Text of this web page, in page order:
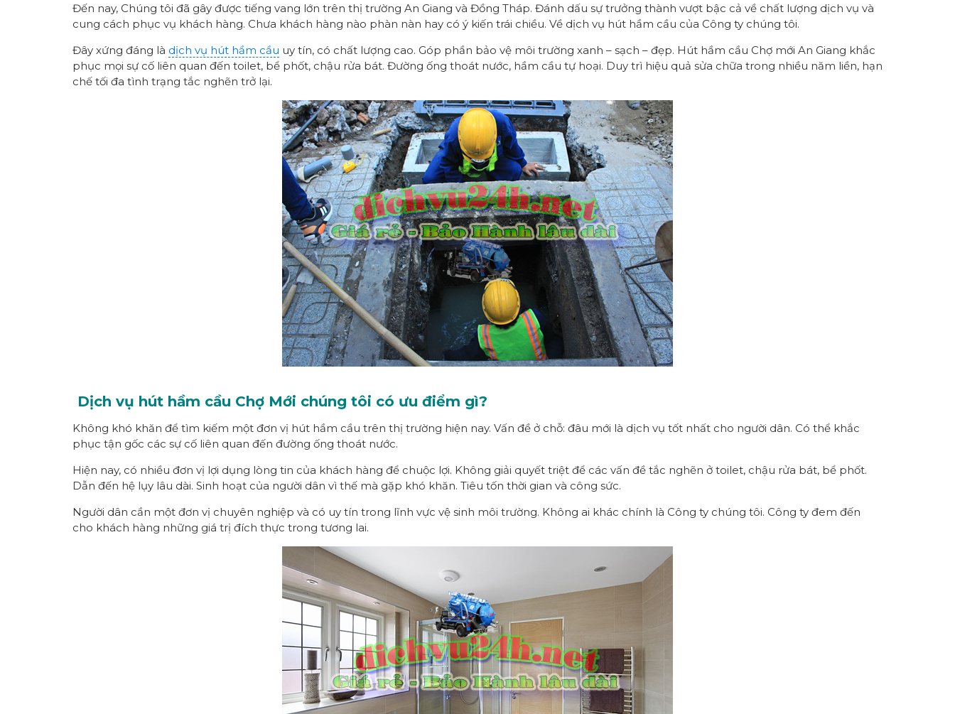
Đến nay, Chúng tôi đã gây được tiếng vang lớn trên thị trường An Giang và Đồng Tháp. Đánh dấu sự trưởng thành vượt bậc cả về chất lượng dịch vụ và
cung cách phục vụ khách hàng. Chưa khách hàng nào phàn nàn hay có ý kiến trái chiều. Về dịch vụ hút hầm cầu của Công ty chúng tôi.
Đây xứng đáng là dịch vụ hút hầm cầu uy tín, có chất lượng cao. Góp phần bảo vệ môi trường xanh – sạch – đẹp. Hút hầm cầu Chợ mới An Giang khắc
phục mọi sự cố liên quan đến toilet, bể phốt, chậu rửa bát. Đường ống thoát nước, hầm cầu tự hoại. Duy trì hiệu quả sửa chữa trong nhiều năm liền, hạn
chế tối đa tình trạng tắc nghẽn trở lại.
Dịch vụ hút hầm cầu Chợ Mới chúng tôi có ưu điểm gì?
Không khó khăn để tìm kiếm một đơn vị hút hầm cầu trên thị trường hiện nay. Vấn đề ở chỗ: đâu mới là dịch vụ tốt nhất cho người dân. Có thể khắc
phục tận gốc các sự cố liên quan đến đường ống thoát nước.
Hiện nay, có nhiều đơn vị lợi dụng lòng tin của khách hàng để chuộc lợi. Không giải quyết triệt để các vấn đề tắc nghẽn ở toilet, chậu rửa bát, bể phốt.
Dẫn đến hệ lụy lâu dài. Sinh hoạt của người dân vì thế mà gặp khó khăn. Tiêu tốn thời gian và công sức.
Người dân cần một đơn vị chuyên nghiệp và có uy tín trong lĩnh vực vệ sinh môi trường. Không ai khác chính là Công ty chúng tôi. Công ty đem đến
cho khách hàng những giá trị đích thực trong tương lai.